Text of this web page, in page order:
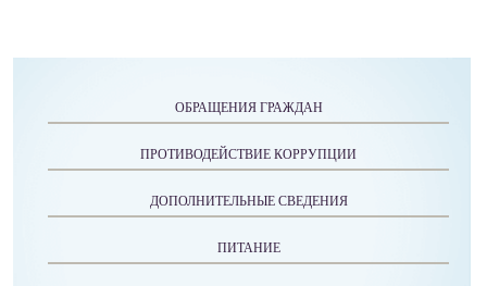
ОБРАЩЕНИЯ ГРАЖДАН
ПРОТИВОДЕЙСТВИЕ КОРРУПЦИИ
ДОПОЛНИТЕЛЬНЫЕ СВЕДЕНИЯ
ПИТАНИЕ